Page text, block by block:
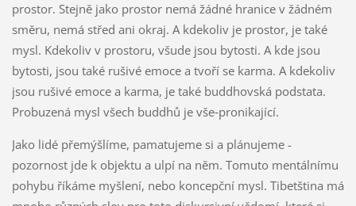
prostor. Stejně jako prostor nemá žádné hranice v žádném
směru, nemá střed ani okraj. A kdekoliv je prostor, je také
mysl. Kdekoliv v prostoru, všude jsou bytosti. A kde jsou
bytosti, jsou také rušivé emoce a tvoří se karma. A kdekoliv
jsou rušivé emoce a karma, je také buddhovská podstata.
Probuzená mysl všech buddhů je vše‑pronikající.
Jako lidé přemýšlíme, pamatujeme si a plánujeme -
pozornost jde k objektu a ulpí na něm. Tomuto mentálnímu
pohybu říkáme myšlení, nebo koncepční mysl. Tibetština má